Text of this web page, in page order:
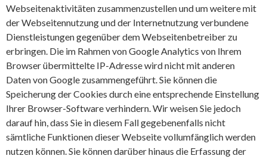
Webseitenaktivitäten zusammenzustellen und um weitere mit
der Webseitennutzung und der Internetnutzung verbundene
Dienstleistungen gegenüber dem Webseitenbetreiber zu
erbringen. Die im Rahmen von Google Analytics von Ihrem
Browser übermittelte IP-Adresse wird nicht mit anderen
Daten von Google zusammengeführt. Sie können die
Speicherung der Cookies durch eine entsprechende Einstellung
Ihrer Browser-Software verhindern. Wir weisen Sie jedoch
darauf hin, dass Sie in diesem Fall gegebenenfalls nicht
sämtliche Funktionen dieser Webseite vollumfänglich werden
nutzen können. Sie können darüber hinaus die Erfassung der